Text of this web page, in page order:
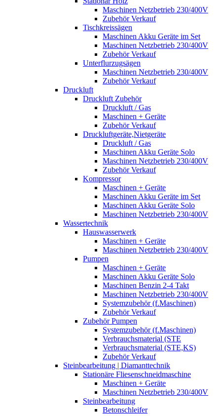
Maschinen Netzbetrieb 230/400V
Zubehör Verkauf
Tischkreissägen
Maschinen Akku Geräte im Set
Maschinen Netzbetrieb 230/400V
Zubehör Verkauf
Unterflurzugsägen
Maschinen Netzbetrieb 230/400V
Zubehör Verkauf
Druckluft
Druckluft Zubehör
Druckluft / Gas
Maschinen + Geräte
Zubehör Verkauf
Druckluftgeräte,Nietgeräte
Druckluft / Gas
Maschinen Akku Geräte Solo
Maschinen Netzbetrieb 230/400V
Zubehör Verkauf
Kompressor
Maschinen + Geräte
Maschinen Akku Geräte im Set
Maschinen Akku Geräte Solo
Maschinen Netzbetrieb 230/400V
Wassertechnik
Hauswasserwerk
Maschinen + Geräte
Maschinen Netzbetrieb 230/400V
Pumpen
Maschinen + Geräte
Maschinen Akku Geräte Solo
Maschinen Benzin 2-4 Takt
Maschinen Netzbetrieb 230/400V
Systemzubehör (f.Maschinen)
Zubehör Verkauf
Zubehör Pumpen
Systemzubehör (f.Maschinen)
Verbrauchsmaterial (STE
Verbrauchsmaterial (STE,KS)
Zubehör Verkauf
Steinbearbeitung | Diamanttechnik
Stationäre Fliesenschneidmaschine
Maschinen + Geräte
Maschinen Netzbetrieb 230/400V
Steinbearbeitung
Betonschleifer